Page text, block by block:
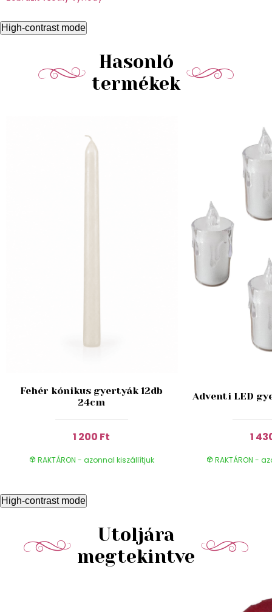
High-contrast mode
Hasonló
termékek
Fehér kónikus gyertyák 12db
24cm
1 200 Ft
RAKTÁRON - azonnal kiszállítjuk
Adventi LED
1
RAKTÁRON -
High-contrast mode
Utoljára
megtekintve